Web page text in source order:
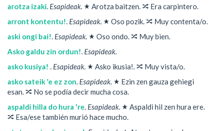
arotza izaki. Esapideak. ★ Arotza baitzen. 🔀 Era carpintero.
arront kontentu!. Esapideak. ★ Oso pozik. 🔀 Muy contenta/o.
aski ongi bai!. Esapideak. ★ Oso ondo. 🔀 Muy bien.
Asko galdu zin ordun!. Esapideak.
asko kusiya! . Esapideak. ★ Asko ikusia!. 🔀 Muy vista/o.
asko sateik 'e ez zon. Esapideak. ★ Ezin zen gauza gehiegi
esan. 🔀 No se podía decir mucha cosa.
aspaldi hilla do hura 're. Esapideak. ★ Aspaldi hil zen hura ere.
🔀 Esa/ese también murió hace mucho.